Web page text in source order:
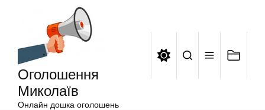
Оголошення
Миколаїв
Онлайн дошка оголошень